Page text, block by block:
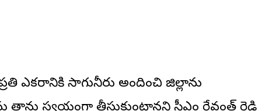
ఎకరానికి సాగునీరు అందించి జిల్లాను